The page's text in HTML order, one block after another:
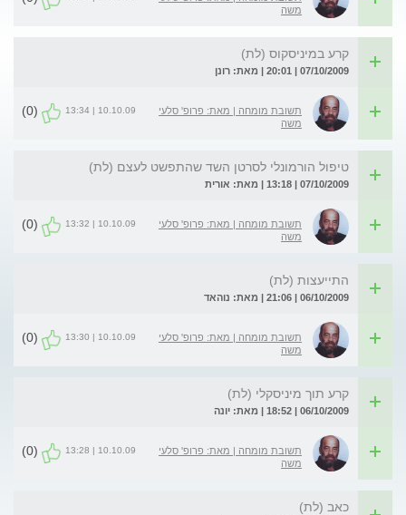
משה
קרע במיניסקוס (לת)
07/10/2009 | 20:01 | מאת: רונן
תשובת מומחה | מאת: פרופ' סלעי
משה
10.10.09 | 13:34
(0)
טיפול הורמונלי לסרטן השד שהתפשט לעצם (לת)
07/10/2009 | 13:18 | מאת: אורית
תשובת מומחה | מאת: פרופ' סלעי
משה
10.10.09 | 13:32
(0)
התייעצות (לת)
06/10/2009 | 21:06 | מאת: נוהאד
תשובת מומחה | מאת: פרופ' סלעי
משה
10.10.09 | 13:30
(0)
קרע תוך מיניסקלי (לת)
06/10/2009 | 18:52 | מאת: יונה
תשובת מומחה | מאת: פרופ' סלעי
משה
10.10.09 | 13:28
(0)
כאב (לת)